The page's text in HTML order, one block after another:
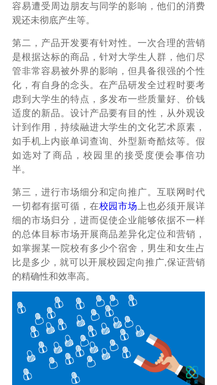
容易遭受周边朋友与同学的影响，他们的消费
观还未彻底产生等。
第二，产品开发要有针对性。一次合理的营销
是根据达标的商品，针对大学生人群，他们尽
管非常容易被外界的影响，但具备很强的个性
化，有自身的念头。在产品研发全过程时要考
虑到大学生的特点，多发布一些质量好、价钱
适度的新品。设计产品要有目的性，从外观设
计到作用，持续融进大学生的文化艺术原素，
如手机上内嵌单词查询、外型新奇酷炫等。假
如选对了商品，校园里的接受度便会事倍功
半。
第三，进行市场细分和定向推广。互联网时代
一切都有据可循，在校园市场 上也必须开展详
细的市场归分，进而促使企业能够依据不一样
的总体目标市场开展商品差异化定位和营销，
如掌握某一院校有多少个宿舍，男生和女生占
比是多少，就可以开展校园定向推广,保证营销
的精确性和效率高。